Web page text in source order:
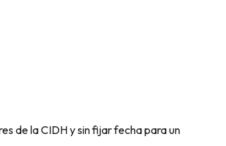
de la CIDH y sin fijar fecha para un